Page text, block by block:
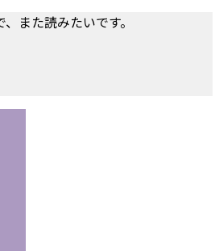
また読みたいです。